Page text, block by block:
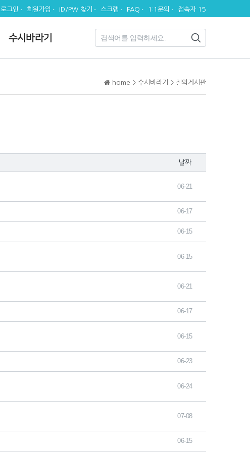
로그인 회원가입 ID/PW 찾기 스크랩 FAQ 1:1문의 접속자 15
수시바라기
home > 수시바라기 > 질의게시판
날짜
06-21
06-17
06-15
06-15
06-21
06-17
06-15
06-23
06-24
07-08
06-15